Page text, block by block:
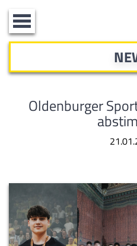
Toggle
navigation
Oldenburger